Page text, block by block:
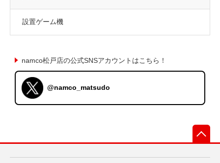
設置ゲーム機
namco松戸店の公式SNSアカウントはこちら！
@namco_matsudo